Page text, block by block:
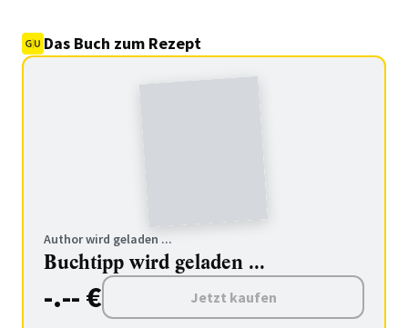
Das Buch zum Rezept
Author wird geladen ...
Buchtipp wird geladen ...
-.-- € Jetzt kaufen